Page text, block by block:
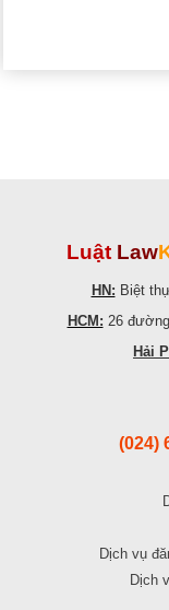
Luật Law
HN: Biệt
HCM: 26
Hải
(024)
Dịch vụ
Dịch